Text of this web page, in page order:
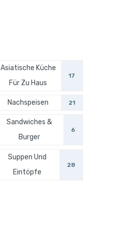
Asiatische Küche
Für Zu Haus
17
Nachspeisen 21
Sandwiches &
Burger
6
Suppen Und
Eintöpfe
28